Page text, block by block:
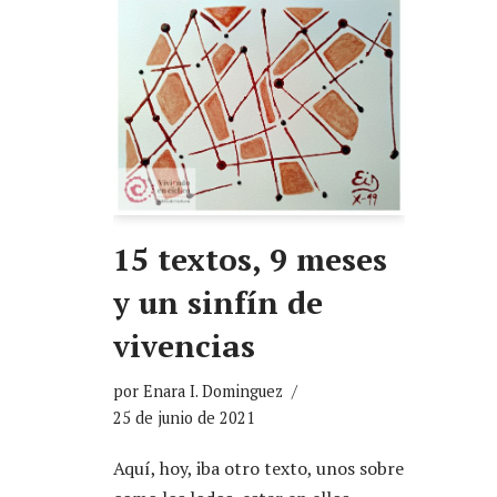
15 textos, 9 meses
y un sinfín de
vivencias
por Enara I. Dominguez
25 de junio de 2021
Aquí, hoy, iba otro texto, unos sobre